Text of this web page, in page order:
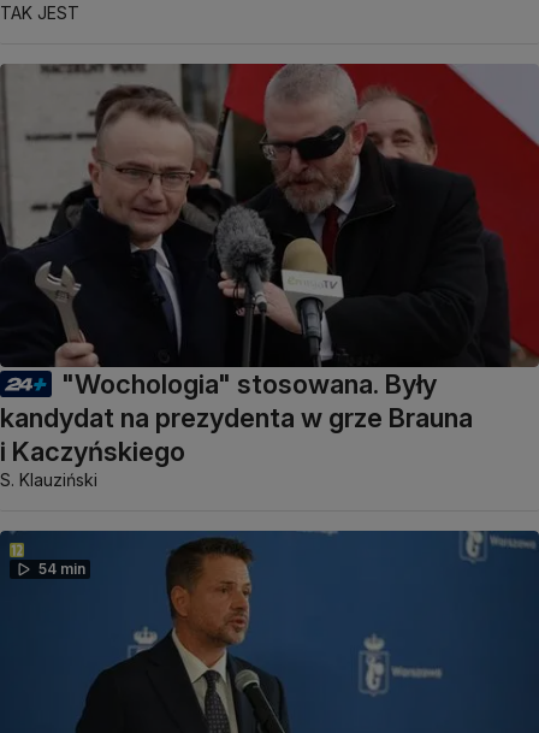
TAK JEST
"Wochologia" stosowana. Były
kandydat na prezydenta w grze Brauna
i Kaczyńskiego
S. Klauziński
54 min